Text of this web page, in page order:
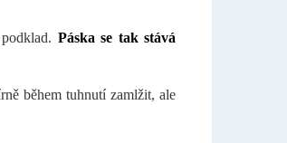
Páska se tak stává
během tuhnutí zamlžit, ale